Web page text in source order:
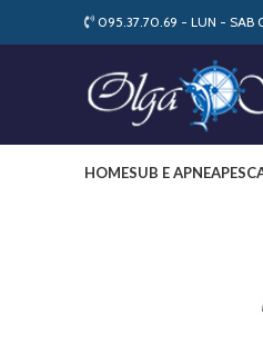
095.37.70.69 - LUN -
HOMESUB E APNEA